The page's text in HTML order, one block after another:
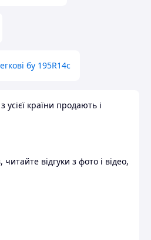
бу 195R14c
країни продають і
відгуки з фото і відео,